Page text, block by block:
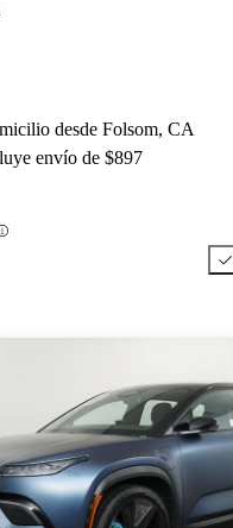
desde Folsom, CA
envío de $897